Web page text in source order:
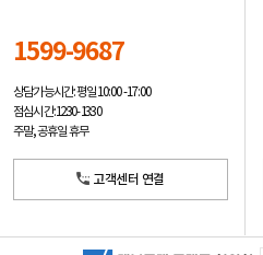
1599-9687
상담가능시간: 평일10:00 -17:00
점심시간: 12:30 - 13:30
주말, 공휴일 휴무
고객센터 연결